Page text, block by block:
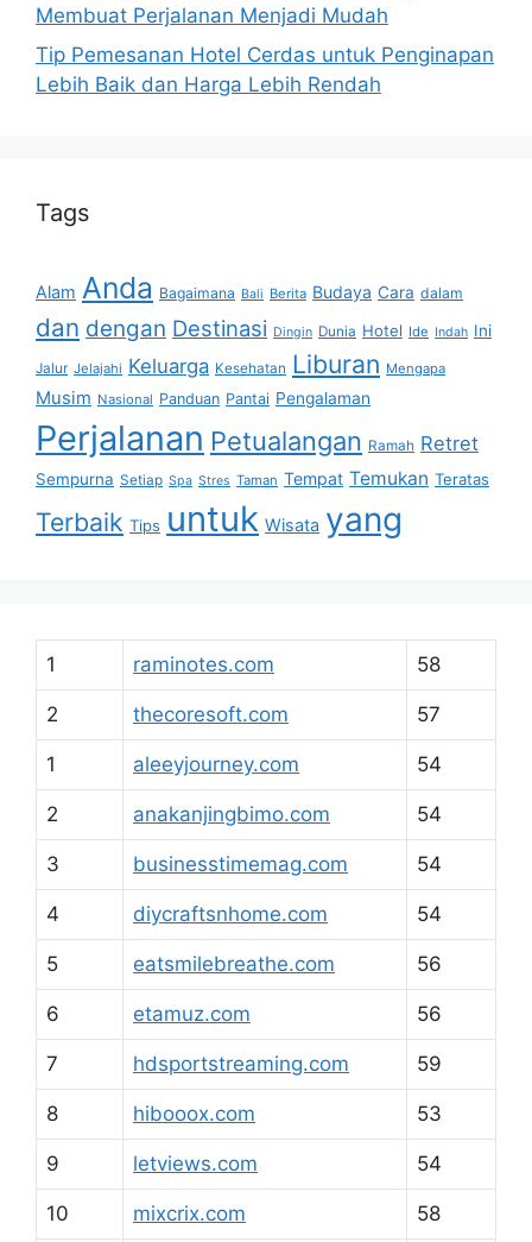
Membuat Perjalanan Menjadi Mudah
Tip Pemesanan Hotel Cerdas untuk Penginapan
Lebih Baik dan Harga Lebih Rendah
Tags
Alam Anda Bagaimana Bali Berita Budaya Cara dalam
dan dengan Destinasi Dingin Dunia Hotel Ide Indah Ini
Jalur Jelajahi Keluarga Kesehatan Liburan Mengapa
Musim Nasional Panduan Pantai Pengalaman
Perjalanan Petualangan Ramah Retret
Sempurna Setiap Spa Stres Taman Tempat Temukan Teratas
Terbaik Tips untuk Wisata yang
1 raminotes.com 58
2 thecoresoft.com 57
1 aleeyjourney.com 54
2 anakanjingbimo.com 54
3 businesstimemag.com 54
4 diycraftsnhome.com 54
5 eatsmilebreathe.com 56
6 etamuz.com 56
7 hdsportstreaming.com 59
8 hibooox.com 53
9 letviews.com 54
10 mixcrix.com 58